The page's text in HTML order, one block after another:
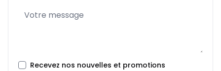
Location sur 24 mois
Recevez nos nouvelles et promotions